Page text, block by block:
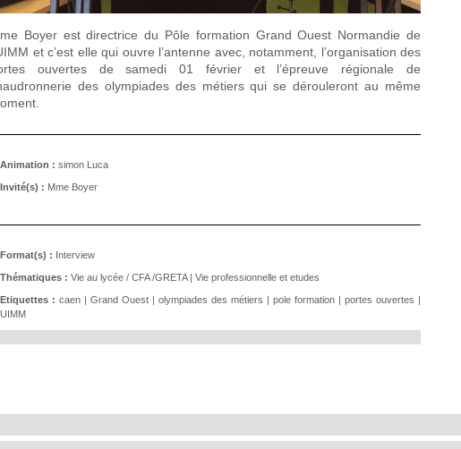
Boyer est directrice du Pôle formation Grand Ouest Normandie de
et c’est elle qui ouvre l’antenne avec, notamment, l’organisation des
ouvertes de samedi 01 février et l’épreuve régionale de
des olympiades des métiers qui se dérouleront au même
Animation : simon Luca
Invité(s) : Mme Boyer
Format(s) : Interview
Thématiques : Vie au lycée / CFA /GRETA| Vie professionnelle et etudes
Etiquettes : caen | Grand Ouest | olympiades des métiers | pole formation | portes ouvertes |
UIMM